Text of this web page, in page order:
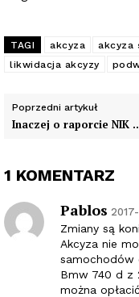
TAGI akcyza akcyza
likwidacja akcyzy
Poprzedni artykuł
Inaczej o raporcie NIK
1 KOMENTARZ
Pablos
Zmiany są
Akcyza nie
samochodów
Bmw 740 d z
można